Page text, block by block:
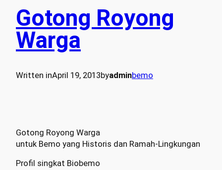
Gotong Royong
Warga
Written inApril 19, 2013byadminbemo
Gotong Royong Warga
untuk Bemo yang Historis dan Ramah-Lingkungan
Profil singkat Biobemo